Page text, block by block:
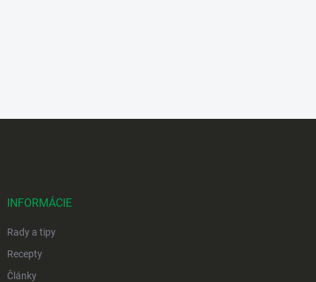
INFORMÁCIE
Rady a tipy
Recepty
Články